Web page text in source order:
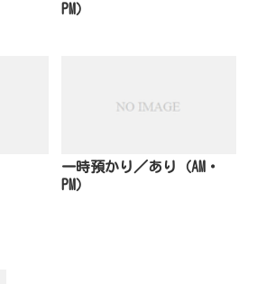
PM）
一時預かり／あり（AM・
PM）